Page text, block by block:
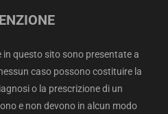
questo sito sono presentate a
caso possono costituire la
o la prescrizione di un
e non devono in alcun modo